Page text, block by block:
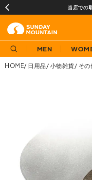
当店での
MEN
HOME 日用品 小物雑貨 その